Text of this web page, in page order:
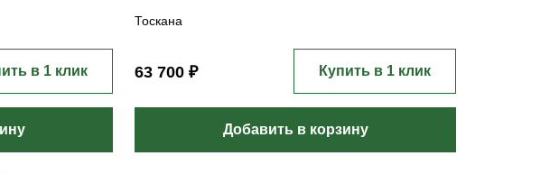
в 1 клик
Тоскана
63 700 ₽ Купить в 1 клик
Добавить в корзину